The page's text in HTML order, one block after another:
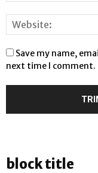
Save my name,
next time I comment.
block title